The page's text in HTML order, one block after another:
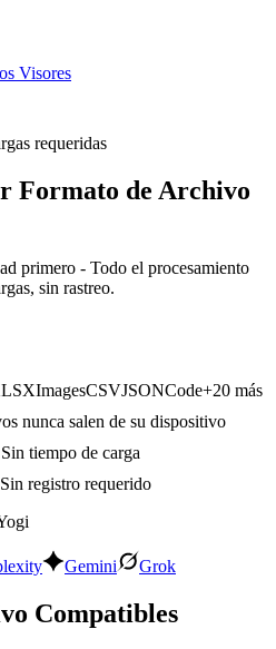
Visores
requeridas
Formato de Archivo
primero - Todo el procesamiento
sin rastreo.
ImagesCSVJSONCode+20 más
nunca salen de su dispositivo
tiempo de carga
registro requerido
Gemini Grok
Compatibles